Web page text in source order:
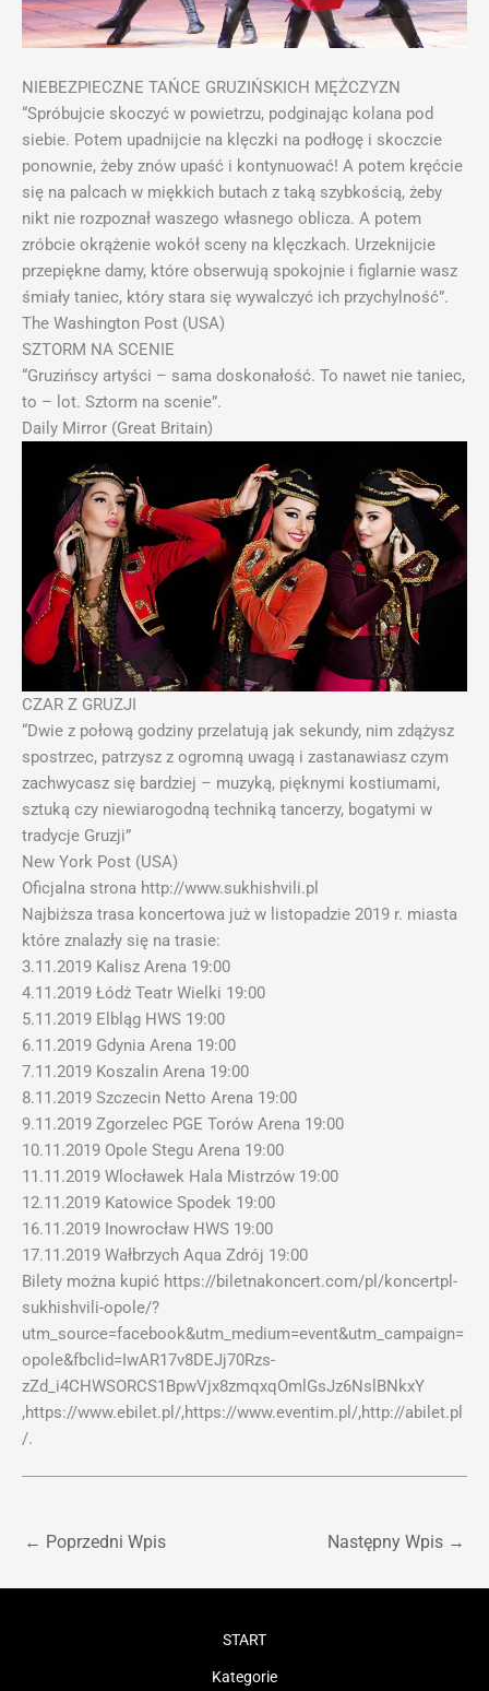
NIEBEZPIECZNE TAŃCE GRUZIŃSKICH MĘŻCZYZN
“Spróbujcie skoczyć w powietrzu, podginając kolana pod
siebie. Potem upadnijcie na klęczki na podłogę i skoczcie
ponownie, żeby znów upaść i kontynuować! A potem kręćcie
się na palcach w miękkich butach z taką szybkością, żeby
nikt nie rozpoznał waszego własnego oblicza. A potem
zróbcie okrążenie wokół sceny na klęczkach. Urzeknijcie
przepiękne damy, które obserwują spokojnie i figlarnie wasz
śmiały taniec, który stara się wywalczyć ich przychylność”.
The Washington Post (USA)
SZTORM NA SCENIE
“Gruzińscy artyści – sama doskonałość. To nawet nie taniec,
to – lot. Sztorm na scenie”.
Daily Mirror (Great Britain)
CZAR Z GRUZJI
“Dwie z połową godziny przelatują jak sekundy, nim zdążysz
spostrzec, patrzysz z ogromną uwagą i zastanawiasz czym
zachwycasz się bardziej – muzyką, pięknymi kostiumami,
sztuką czy niewiarogodną techniką tancerzy, bogatymi w
tradycje Gruzji”
New York Post (USA)
Oficjalna strona http://www.sukhishvili.pl
Najbiższa trasa koncertowa już w listopadzie 2019 r. miasta
które znalazły się na trasie:
3.11.2019 Kalisz Arena 19:00
4.11.2019 Łódż Teatr Wielki 19:00
5.11.2019 Elbląg HWS 19:00
6.11.2019 Gdynia Arena 19:00
7.11.2019 Koszalin Arena 19:00
8.11.2019 Szczecin Netto Arena 19:00
9.11.2019 Zgorzelec PGE Torów Arena 19:00
10.11.2019 Opole Stegu Arena 19:00
11.11.2019 Wlocławek Hala Mistrzów 19:00
12.11.2019 Katowice Spodek 19:00
16.11.2019 Inowrocław HWS 19:00
17.11.2019 Wałbrzych Aqua Zdrój 19:00
Bilety można kupić https://biletnakoncert.com/pl/koncertpl-
sukhishvili-opole/?
utm_source=facebook&utm_medium=event&utm_campaign=
opole&fbclid=IwAR17v8DEJj70Rzs-
zZd_i4CHWSORCS1BpwVjx8zmqxqOmlGsJz6NslBNkxY
,https://www.ebilet.pl/,https://www.eventim.pl/,http://abilet.pl
/.
← Poprzedni Wpis Następny Wpis →
START
Kategorie